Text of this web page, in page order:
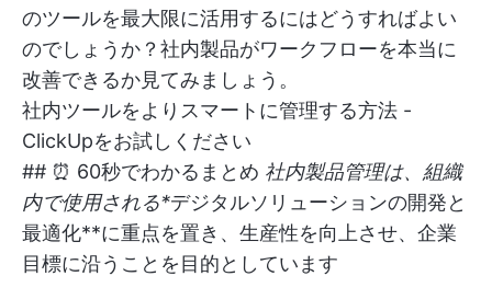
のツールを最大限に活用するにはどうすればよい
のでしょうか？社内製品がワークフローを本当に
改善できるか見てみましょう。
社内ツールをよりスマートに管理する方法 -
ClickUpをお試しください
## ⏰ 60秒でわかるまとめ 社内製品管理は、組織
内で使用される*デジタルソリューションの開発と
最適化**に重点を置き、生産性を向上させ、企業
目標に沿うことを目的としています